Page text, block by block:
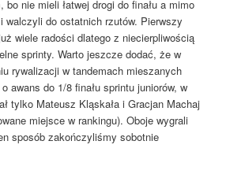
nie mieli łatwej drogi do finału a mimo
walczyli do ostatnich rzutów. Pierwszy
wiele radości dlatego z niecierpliwością
sprinty. Warto jeszcze dodać, że w
rywalizacji w tandemach mieszanych
awans do 1/8 finału sprintu juniorów, w
tylko Mateusz Kląskała i Gracjan Machaj
miejsce w rankingu). Oboje wygrali
sposób zakończyliśmy sobotnie